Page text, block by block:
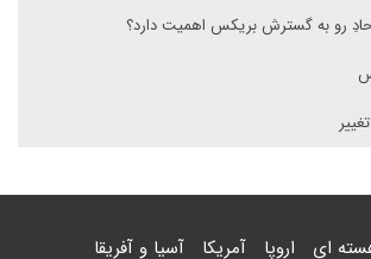
رو به گسترش بریکس اهمیت دارد؟
ای اروپا آمریکا آسیا و آفریقا